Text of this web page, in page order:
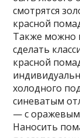
смотрятся
красной
Также можно
сделать
красной
холодного
синеватым
— с оражевым
Наносить